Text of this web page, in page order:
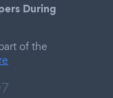
During
of the